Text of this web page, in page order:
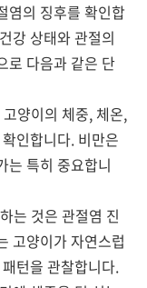
염의 징후를 확인합
강 상태와 관절의
로 다음과 같은 단
양이의 체중, 체온,
인합니다. 비만은
는 특히 중요합니
는 것은 관절염 진
고양이가 자연스럽
턴을 관찰합니다.